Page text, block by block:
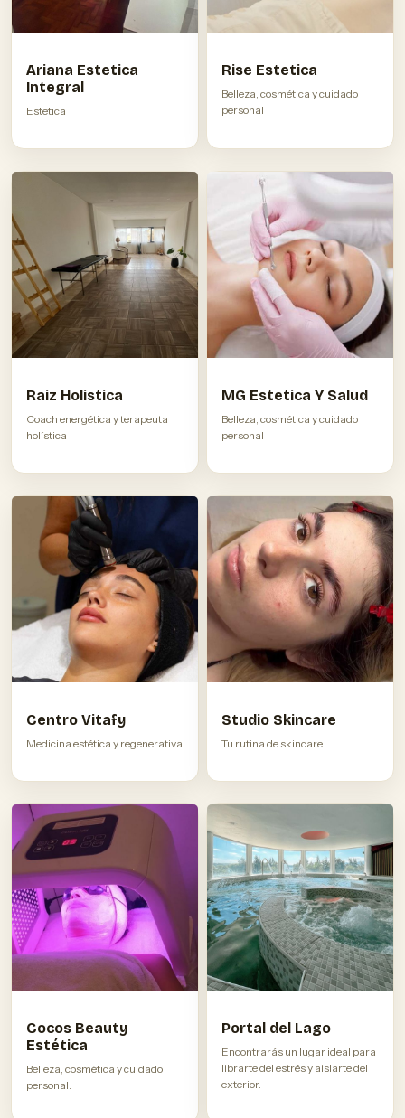
Ariana Estetica
Integral
Estetica
Rise Estetica
Belleza, cosmética y cuidado
personal
Raiz Holistica
Coach energética y terapeuta
holística
MG Estetica Y Salud
Belleza, cosmética y cuidado
personal
Centro Vitafy
Medicina estética y regenerativa
Studio Skincare
Tu rutina de skincare
Cocos Beauty
Estética
Belleza, cosmética y cuidado
personal.
Portal del Lago
Encontrarás un lugar ideal para
librarte del estrés y aislarte del
exterior.